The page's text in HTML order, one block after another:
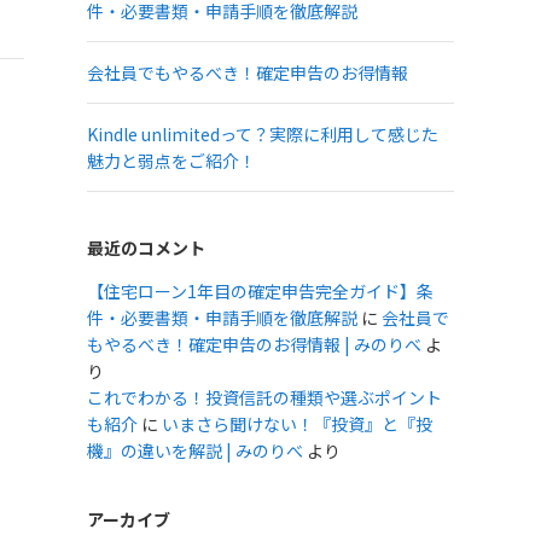
件・必要書類・申請手順を徹底解説
会社員でもやるべき！確定申告のお得情報
Kindle unlimitedって？実際に利用して感じた
魅力と弱点をご紹介！
最近のコメント
【住宅ローン1年目の確定申告完全ガイド】条
件・必要書類・申請手順を徹底解説 に 会社員で
もやるべき！確定申告のお得情報 | みのりべ よ
り
これでわかる！投資信託の種類や選ぶポイント
も紹介 に いまさら聞けない！『投資』と『投
機』の違いを解説 | みのりべ より
アーカイブ